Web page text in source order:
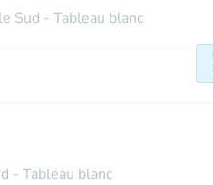
Sud - Tableau blanc
- Tableau blanc